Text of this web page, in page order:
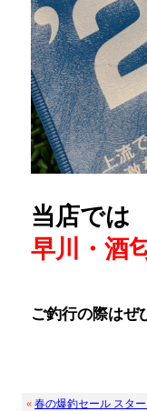
当店では
早川・酒
ご釣行の際はぜ
« 春の爆釣セール スタ